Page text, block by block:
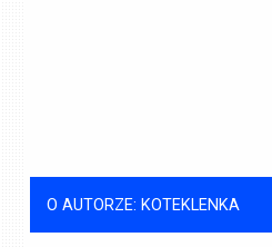
O AUTORZE: KOTEKLENKA